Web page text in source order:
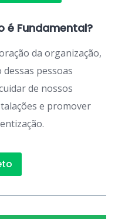
é Fundamental?
da organização,
pessoas
de nossos
e promover